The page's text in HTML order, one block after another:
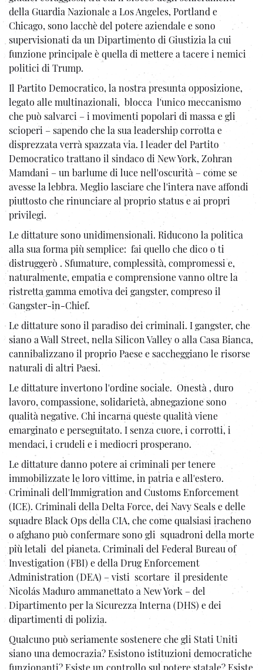
della Guardia Nazionale a Los Angeles, Portland e
Chicago, sono lacchè del potere aziendale e sono
supervisionati da un Dipartimento di Giustizia la cui
funzione principale è quella di mettere a tacere i nemici
politici di Trump.
Il Partito Democratico, la nostra presunta opposizione,
legato alle multinazionali, blocca l'unico meccanismo
che può salvarci – i movimenti popolari di massa e gli
scioperi – sapendo che la sua leadership corrotta e
disprezzata verrà spazzata via. I leader del Partito
Democratico trattano il sindaco di New York, Zohran
Mamdani – un barlume di luce nell'oscurità – come se
avesse la lebbra. Meglio lasciare che l'intera nave affondi
piuttosto che rinunciare al proprio status e ai propri
privilegi.
Le dittature sono unidimensionali. Riducono la politica
alla sua forma più semplice: fai quello che dico o ti
distruggerò . Sfumature, complessità, compromessi e,
naturalmente, empatia e comprensione vanno oltre la
ristretta gamma emotiva dei gangster, compreso il
Gangster-in-Chief.
Le dittature sono il paradiso dei criminali. I gangster, che
siano a Wall Street, nella Silicon Valley o alla Casa Bianca,
cannibalizzano il proprio Paese e saccheggiano le risorse
naturali di altri Paesi.
Le dittature invertono l'ordine sociale. Onestà , duro
lavoro, compassione, solidarietà, abnegazione sono
qualità negative. Chi incarna queste qualità viene
emarginato e perseguitato. I senza cuore, i corrotti, i
mendaci, i crudeli e i mediocri prosperano.
Le dittature danno potere ai criminali per tenere
immobilizzate le loro vittime, in patria e all'estero.
Criminali dell'Immigration and Customs Enforcement
(ICE). Criminali della Delta Force, dei Navy Seals e delle
squadre Black Ops della CIA, che come qualsiasi iracheno
o afghano può confermare sono gli squadroni della morte
più letali del pianeta. Criminali del Federal Bureau of
Investigation (FBI) e della Drug Enforcement
Administration (DEA) – visti scortare il presidente
Nicolás Maduro ammanettato a New York – del
Dipartimento per la Sicurezza Interna (DHS) e dei
dipartimenti di polizia.
Qualcuno può seriamente sostenere che gli Stati Uniti
siano una democrazia? Esistono istituzioni democratiche
funzionanti? Esiste un controllo sul potere statale? Esiste